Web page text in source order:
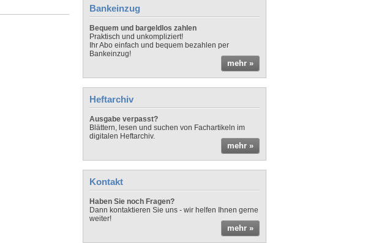
Bankeinzug
Bequem und bargeldlos zahlen
Praktisch und unkompliziert!
Ihr Abo einfach und bequem bezahlen per
Bankeinzug!
mehr »
Heftarchiv
Ausgabe verpasst?
Blättern, lesen und suchen von Fachartikeln im
digitalen Heftarchiv.
mehr »
Kontakt
Haben Sie noch Fragen?
Dann kontaktieren Sie uns - wir helfen Ihnen gerne
weiter!
mehr »